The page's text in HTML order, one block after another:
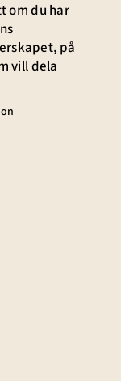
om du har
på
vill dela